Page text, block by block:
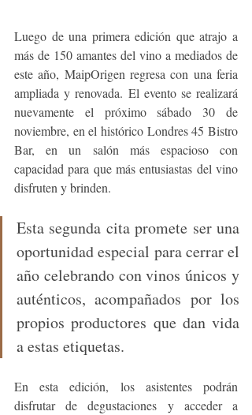
Luego de una primera edición que atrajo a
más de 150 amantes del vino a mediados de
este año, MaipOrigen regresa con una feria
ampliada y renovada. El evento se realizará
nuevamente el próximo sábado 30 de
noviembre, en el histórico Londres 45 Bistro
Bar, en un salón más espacioso con
capacidad para que más entusiastas del vino
disfruten y brinden.
Esta segunda cita promete ser una
oportunidad especial para cerrar el
año celebrando con vinos únicos y
auténticos, acompañados por los
propios productores que dan vida
a estas etiquetas.
En esta edición, los asistentes podrán
disfrutar de degustaciones y acceder a